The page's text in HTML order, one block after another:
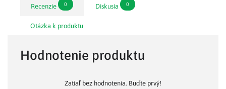
Recenzie 0 Diskusia 0
Otázka k produktu
Hodnotenie produktu
Zatiaľ bez hodnotenia. Buďte prvý!